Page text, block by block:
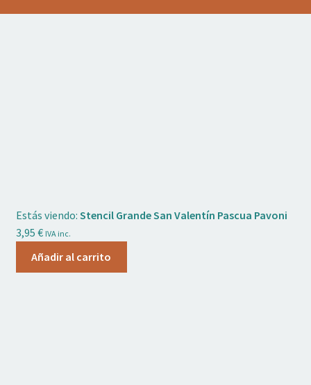
Estás viendo: Stencil Grande San Valentín Pascua Pavoni
3,95 € IVA inc.
Añadir al carrito